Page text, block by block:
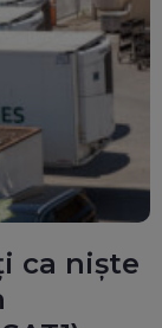
ca niște